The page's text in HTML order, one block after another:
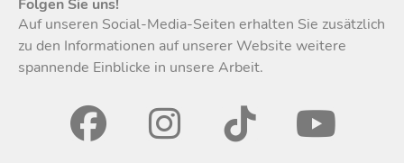
Folgen Sie uns!
Auf unseren Social-Media-Seiten erhalten Sie zusätzlich
zu den Informationen auf unserer Website weitere
spannende Einblicke in unsere Arbeit.